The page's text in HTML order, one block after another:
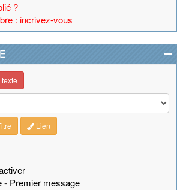
?
: incrivez-vous
Lien
- Premier message